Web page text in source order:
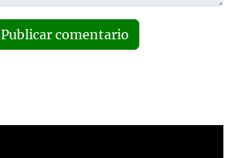
Publicar comentario